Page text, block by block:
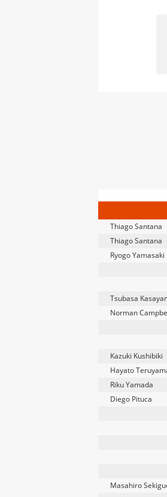
Thiago Santana
Thiago Santana
Ryogo Yamasaki
Tsubasa
Norman
Kazuki Kushibiki
Hayato
Riku Yamada
Diego Pituca
Masahiro